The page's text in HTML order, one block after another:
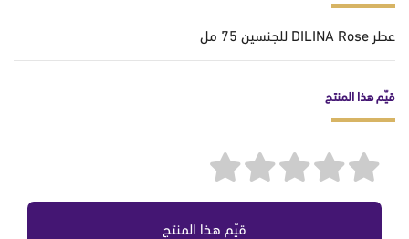
عطر DILINA Rose للجنسين 75 مل
قيّم هذا المنتج
قيّم هذا المنتج